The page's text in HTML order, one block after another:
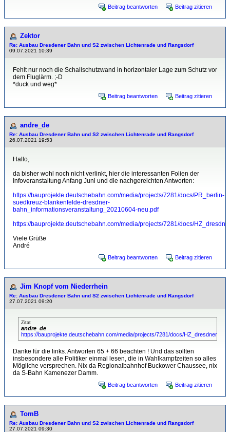
Beitrag beantworten Beitrag zitieren
Zektor
Re: Ausbau Dresdener Bahn und S2 zwischen Lichtenrade und Rangsdorf
09.07.2021 10:39
Fehlt nur noch die Schallschutzwand in horizontaler Lage zum Schutz vor
dem Fluglärm. ;-D
*duck und weg*
Beitrag beantworten Beitrag zitieren
andre_de
Re: Ausbau Dresdener Bahn und S2 zwischen Lichtenrade und Rangsdorf
26.07.2021 19:53
Hallo,
da bisher wohl noch nicht verlinkt, hier die interessanten Folien der
Infoveranstaltung Anfang Juni und die nachgereichten Antworten:
https://bauprojekte.deutschebahn.com/media/projects/7281/docs/PR_berlin-
suedkreuz-blankenfelde-dresdner-
bahn_informationsveranstaltung_20210604-neu.pdf
https://bauprojekte.deutschebahn.com/media/projects/7281/docs/
Viele Grüße
André
Beitrag beantworten Beitrag zitieren
Jim Knopf vom Niederrhein
Re: Ausbau Dresdener Bahn und S2 zwischen Lichtenrade und Rangsdorf
27.07.2021 09:20
Zitat
andre_de
https://bauprojekte.deutschebahn.com/media/projects/7281/docs/
Danke für die links. Antworten 65 + 66 beachten ! Und das sollten
insbesondere alle Politiker einmal lesen, die in Wahlkampfzeiten so alles
Mögliche versprechen. Nix da Regionalbahnhof Buckower Chaussee, nix
da S-Bahn Kamenezer Damm.
Beitrag beantworten Beitrag zitieren
TomB
Re: Ausbau Dresdener Bahn und S2 zwischen Lichtenrade und Rangsdorf
27.07.2021 09:30